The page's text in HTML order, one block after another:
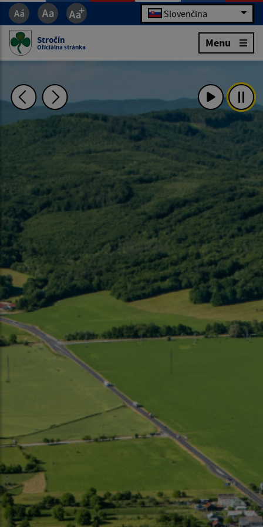
Slovenčina
Stročín
Oficiálna stránka Menu